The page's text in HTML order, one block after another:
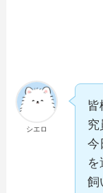
シエロ
皆
究
今
を
飼